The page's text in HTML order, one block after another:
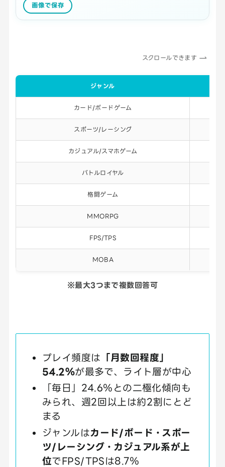
画像で保存
スクロールできます
ジャンル
カード/ボードゲーム
スポーツ/レーシング
カジュアル/スマホゲーム
バトルロイヤル
格闘ゲーム
MMORPG
FPS/TPS
MOBA
※最大3つまで複数回答可
プレイ頻度は 「月数回程度」
54.2％が最多で、ライト層が中心
「毎日」24.6％との二極化傾向も
みられ、週2回以上は約2割にとど
まる
ジャンルはカード/ボード・スポー
ツ/レーシング・カジュアル系が上
位でFPS/TPSは8.7％